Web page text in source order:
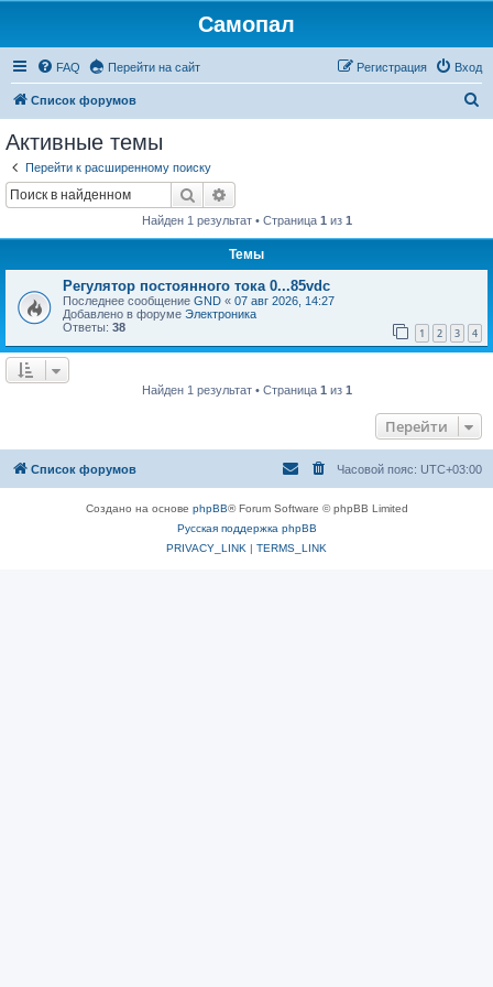
Самопал
FAQ Перейти на сайт Вход
Регистрация
Список форумов
Активные темы
Перейти к расширенному поиску
Поиск
Найден 1 результат • Страница 1 из 1
Темы
Регулятор постоянного тока 0...85vdc
Последнее сообщение GND « 07 авг 2026, 14:27
Добавлено в форуме Электроника
Ответы: 38 1 2 3 4
Найден 1 результат • Страница 1 из 1
Перейти
Список форумов Часовой пояс: UTC+03:00
Создано на основе phpBB® Forum Software © phpBB Limited
Русская поддержка phpBB
PRIVACY_LINK | TERMS_LINK